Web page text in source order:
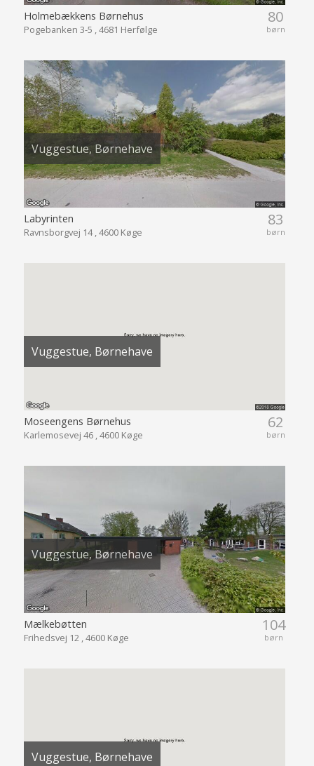
80
børn
Holmebækkens Børnehus
Pogebanken 3-5 , 4681 Herfølge
Vuggestue, Børnehave
83
børn
Labyrinten
Ravnsborgvej 14 , 4600 Køge
Vuggestue, Børnehave
62
børn
Moseengens Børnehus
Karlemosevej 46 , 4600 Køge
Vuggestue, Børnehave
104
børn
Mælkebøtten
Frihedsvej 12 , 4600 Køge
Vuggestue, Børnehave